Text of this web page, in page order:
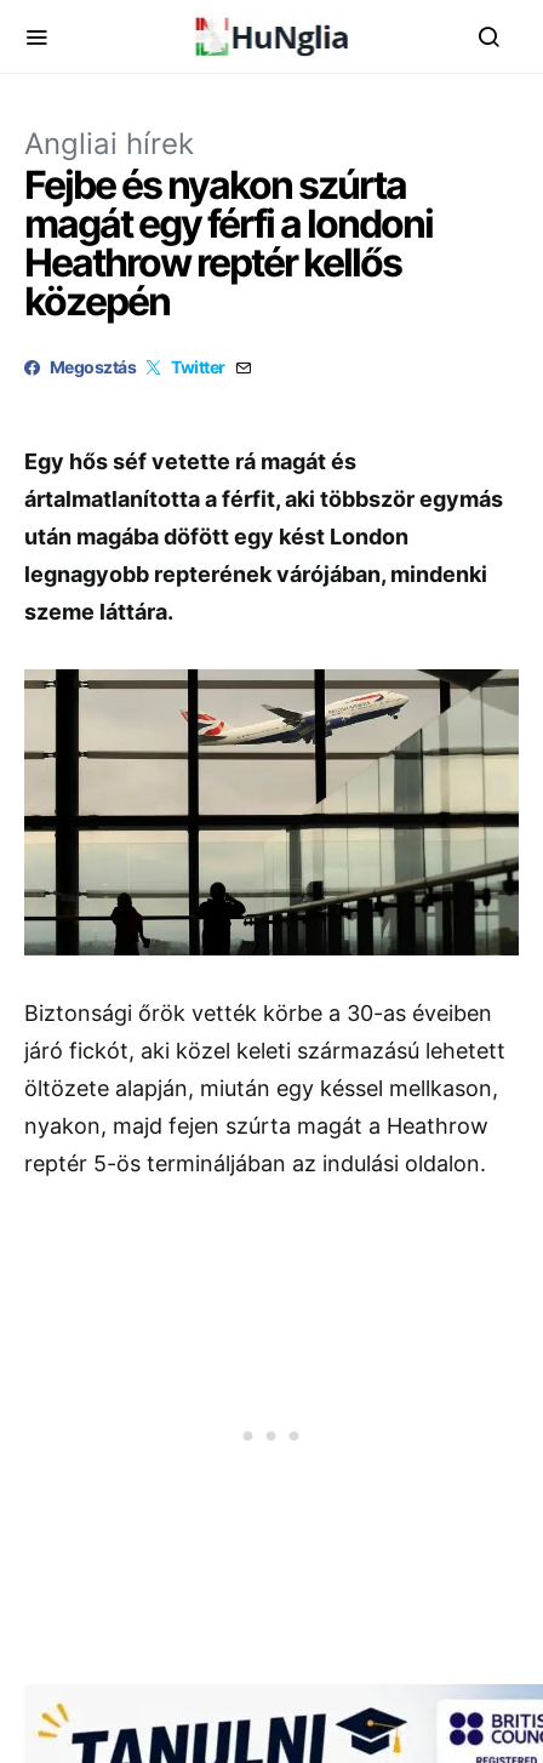
Angliai hírek
Fejbe és nyakon szúrta
magát egy férfi a londoni
Heathrow reptér kellős
közepén
Megosztás Twitter
Egy hős séf vetette rá magát és
ártalmatlanította a férfit, aki többször egymás
után magába döfött egy kést London
legnagyobb repterének várójában, mindenki
szeme láttára.
Biztonsági őrök vették körbe a 30-as éveiben
járó fickót, aki közel keleti származású lehetett
öltözete alapján, miután egy késsel mellkason,
nyakon, majd fejen szúrta magát a Heathrow
reptér 5-ös termináljában az indulási oldalon.